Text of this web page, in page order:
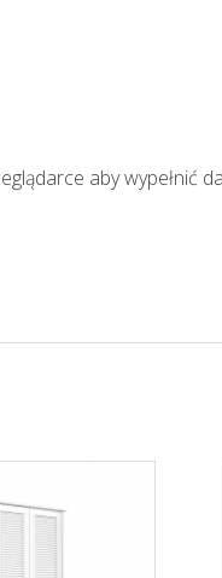
aby wypełnić